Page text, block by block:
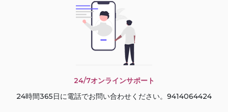
24/7オンラインサポート
24時間365日に電話でお問い合わせください。9414064424